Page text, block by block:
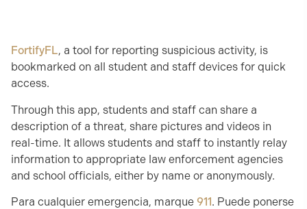
FortifyFL, a tool for reporting suspicious activity, is
bookmarked on all student and staff devices for quick
access.
Through this app, students and staff can share a
description of a threat, share pictures and videos in
real-time. It allows students and staff to instantly relay
information to appropriate law enforcement agencies
and school officials, either by name or anonymously.
Para cualquier emergencia, marque 911. Puede ponerse